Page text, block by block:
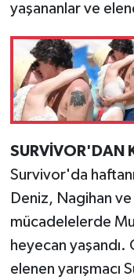
yaşananlar ve
SURVİVOR'DAN
Survivor'da
Deniz, Nagihan
mücadelelerde
heyecan
elenen yarışmacı